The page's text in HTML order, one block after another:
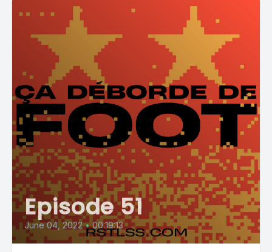
Episode 51
June 04, 2022 • 00:19:13